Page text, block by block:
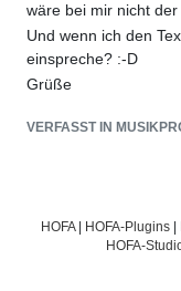
wäre bei mir nicht der
Und wenn ich den
einspreche? :-D
Grüße
VERFASST IN
HOFA| HOFA-Plugins
HOFA-